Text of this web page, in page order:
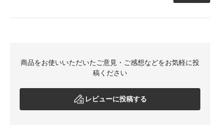
商品をお使いいただいたご意見・ご感想などをお気軽に投
稿ください
レビューに投稿する